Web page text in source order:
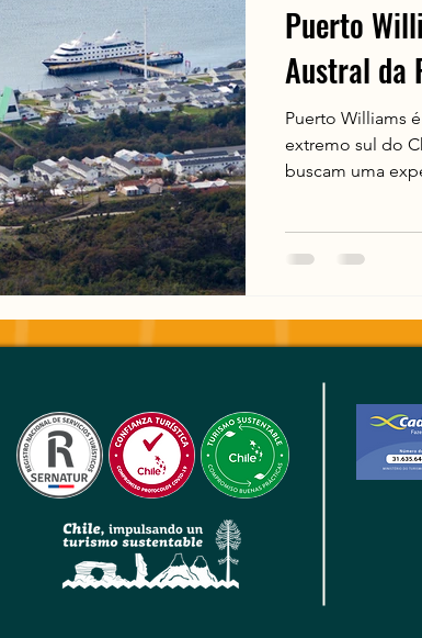
Puerto
Austral da
Puerto Williams
extremo sul do
buscam uma